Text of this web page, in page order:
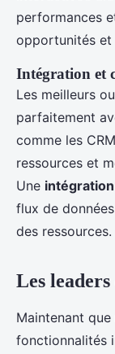
performances
opportunités et
Intégration et
Les meilleurs
parfaitement
comme les
ressources et
Une
flux de
des ressources.
Les
Maintenant
fonctionnalités